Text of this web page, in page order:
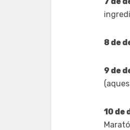
8 de
9 de
10 de